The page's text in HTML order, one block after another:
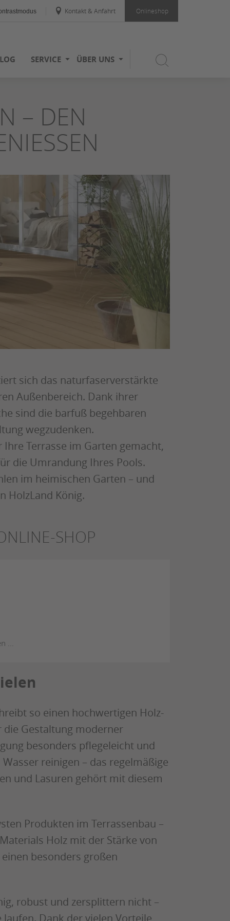
Kontakt & Anfahrt Onlineshop
SERVICE ÜBER UNS
– DEN
sich das naturfaserverstärkte
Außenbereich. Dank ihrer
sind die barfuß begehbaren
wegzudenken.
Terrasse im Garten gemacht,
die Umrandung Ihres Pools.
im heimischen Garten – und
HolzLand König.
SHOP
so einen hochwertigen Holz-
Gestaltung moderner
besonders pflegeleicht und
reinigen – das regelmäßige
und Lasuren gehört mit diesem
Produkten im Terrassenbau –
Holz mit der Stärke von
besonders großen
robust und zersplittern nicht –
Dank der vielen Vorteile